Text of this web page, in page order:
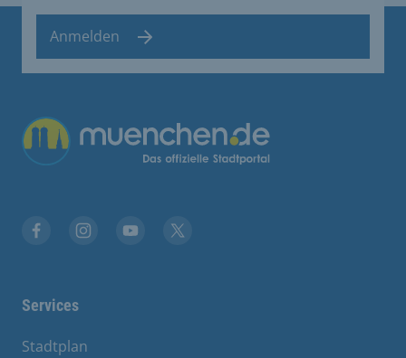
Anmelden
Übergreifende Links
Services
Stadtplan